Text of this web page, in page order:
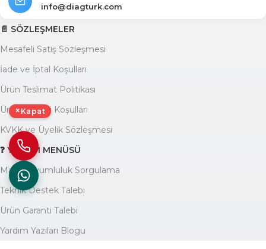
info@diagturk.com
📄 SÖZLEŞMELER
Mesafeli Satış Sözleşmesi
İade ve İptal Koşulları
Ürün Teslimat Politikası
Ürün Garanti Koşulları
KVKK ve Üyelik Sözleşmesi
❓ YARDIM MENÜSÜ
Marka Uyumluluk Sorgulama
Teknik Destek Talebi
Ürün Garanti Talebi
Yardım Yazıları Blogu
× Kapat